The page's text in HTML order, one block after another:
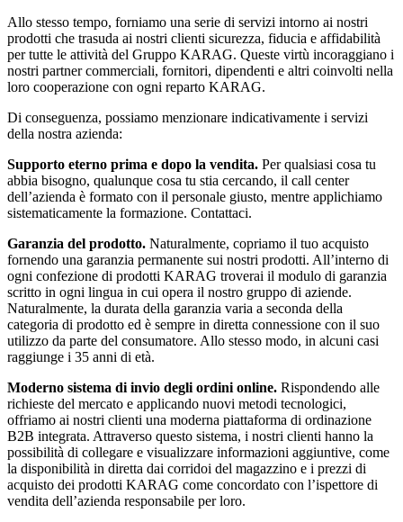
Allo stesso tempo, forniamo una serie di servizi intorno ai nostri
prodotti che trasuda ai nostri clienti sicurezza, fiducia e affidabilità
per tutte le attività del Gruppo KARAG. Queste virtù incoraggiano i
nostri partner commerciali, fornitori, dipendenti e altri coinvolti nella
loro cooperazione con ogni reparto KARAG.
Di conseguenza, possiamo menzionare indicativamente i servizi
della nostra azienda:
Supporto eterno prima e dopo la vendita. Per qualsiasi cosa tu
abbia bisogno, qualunque cosa tu stia cercando, il call center
dell’azienda è formato con il personale giusto, mentre applichiamo
sistematicamente la formazione. Contattaci.
Garanzia del prodotto. Naturalmente, copriamo il tuo acquisto
fornendo una garanzia permanente sui nostri prodotti. All’interno di
ogni confezione di prodotti KARAG troverai il modulo di garanzia
scritto in ogni lingua in cui opera il nostro gruppo di aziende.
Naturalmente, la durata della garanzia varia a seconda della
categoria di prodotto ed è sempre in diretta connessione con il suo
utilizzo da parte del consumatore. Allo stesso modo, in alcuni casi
raggiunge i 35 anni di età.
Moderno sistema di invio degli ordini online. Rispondendo alle
richieste del mercato e applicando nuovi metodi tecnologici,
offriamo ai nostri clienti una moderna piattaforma di ordinazione
B2B integrata. Attraverso questo sistema, i nostri clienti hanno la
possibilità di collegare e visualizzare informazioni aggiuntive, come
la disponibilità in diretta dai corridoi del magazzino e i prezzi di
acquisto dei prodotti KARAG come concordato con l’ispettore di
vendita dell’azienda responsabile per loro.